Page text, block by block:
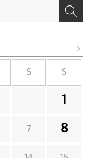
S S
1
7 8